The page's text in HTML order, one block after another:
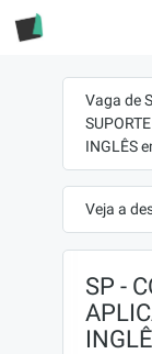
Vaga de
INGLÊS
Veja a
SP -